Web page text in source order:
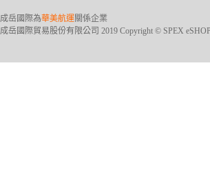
成岳國際為華美航運關係企業
成岳國際貿易股份有限公司 2019 Copyright © SPEX